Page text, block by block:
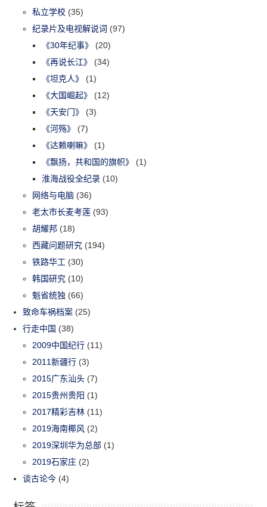
私立学校 (35)
纪录片及电视解说词 (97)
《30年纪事》
(20)
《再说长江》
(34)
《坦克人》
(1)
《大国崛起》
(12)
《天安门》
(3)
《河殇》
(7)
《达赖喇嘛》
(1)
《飘扬，共和国的旗帜》
(1)
淮海战役全纪录 (10)
网络与电脑 (36)
老太市长麦考莲 (93)
胡耀邦 (18)
西藏问题研究 (194)
铁路华工 (30)
韩国研究 (10)
魁省统独 (66)
致命车祸档案 (25)
行走中国 (38)
2009中国纪行 (11)
2011新疆行 (3)
2015广东汕头 (7)
2015贵州贵阳 (1)
2017精彩吉林 (11)
2019海南椰风 (2)
2019深圳华为总部 (1)
2019石家庄 (2)
谈古论今 (4)